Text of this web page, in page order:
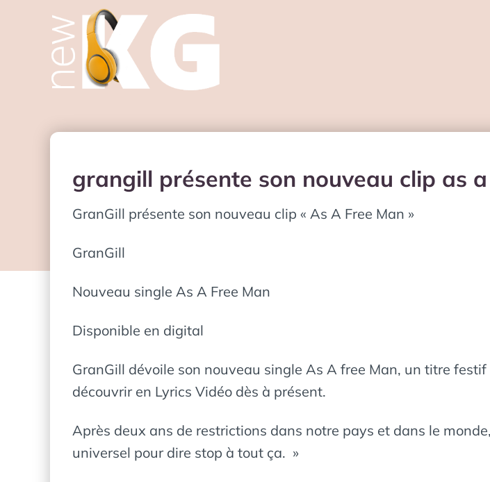
grangill présente son nouveau clip as
GranGill présente son nouveau clip « As A Free Man »
GranGill
Nouveau single As A Free Man
Disponible en digital
GranGill dévoile son nouveau single As A free Man, un titre
découvrir en Lyrics Vidéo dès à présent.
Après deux ans de restrictions dans notre pays et dans le
universel pour dire stop à tout ça. »